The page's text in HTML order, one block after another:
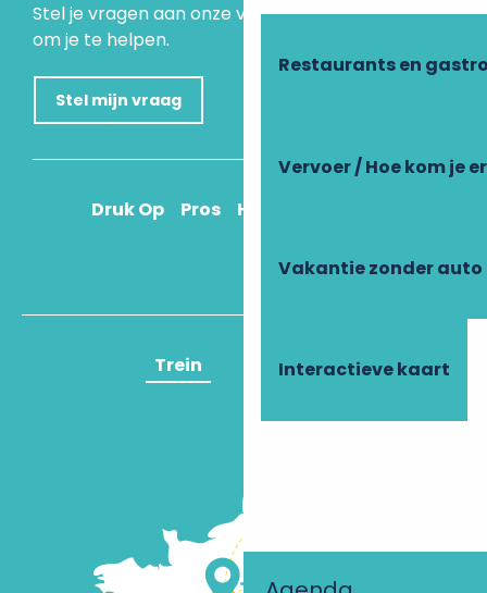
Restaurants en
Vervoer / Hoe kom je
Vakantie zonder auto
Interactieve kaart
Stel je vragen aan onze virtuele assistent, die er is
om je te helpen.
Stel mijn vraag
Druk Op Pros Hoe kom ik daar?
Trein Vliegtuig